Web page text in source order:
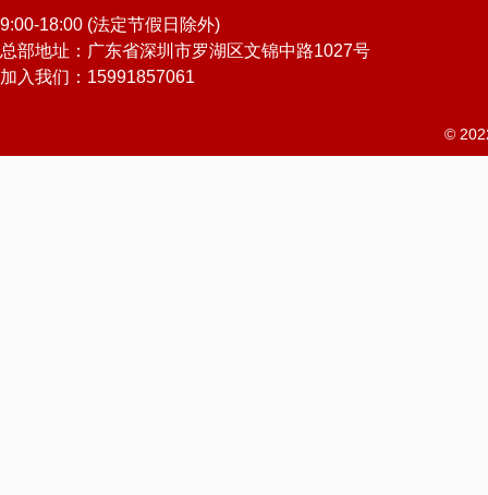
9:00-18:00 (法定节假日除外)
总部地址：广东省深圳市罗湖区文锦中路1027号
加入我们：15991857061
©